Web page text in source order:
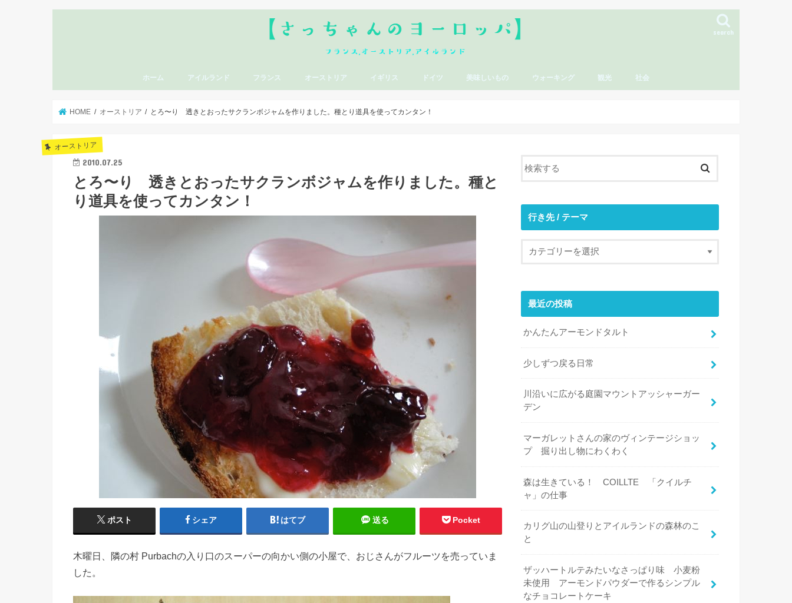
search
ホーム アイルランド フランス オーストリア イギリス ドイツ 美味しいもの ウォーキング 観光 社会
HOME オーストリア とろ〜り 透きとおったサクランボジャムを作りました。種とり道具を使ってカンタン！
オーストリア
2010.07.25
とろ〜り 透きとおったサクランボジャムを作りました。種と
り道具を使ってカンタン！
ポスト シェア はてブ 送る Pocket
木曜日、隣の村 Purbachの入り口のスーパーの向かい側の小屋で、おじさんがフルーツを売っていま
した。
行き先 / テーマ
最近の投稿
かんたんアーモンドタルト
少しずつ戻る日常
川沿いに広がる庭園マウントアッシャーガー
デン
マーガレットさんの家のヴィンテージショッ
プ 掘り出し物にわくわく
森は生きている！ COILLTE 「クイルチ
ャ」の仕事
カリグ山の山登りとアイルランドの森林のこ
と
ザッハートルテみたいなさっぱり味 小麦粉
未使用 アーモンドパウダーで作るシンプル
なチョコレートケーキ